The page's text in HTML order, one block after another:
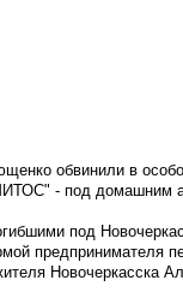
обвинили в
- под домашним
под
предпринимателя
Новочеркасска